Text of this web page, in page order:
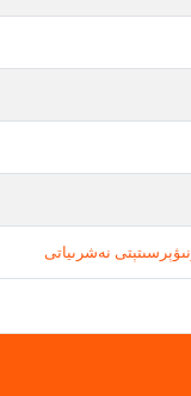
نەشرىياتى